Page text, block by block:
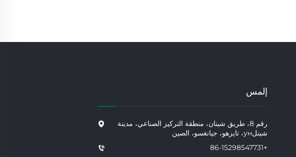
إلمس
رقم 8، طريق شينان، منطقة التركيز الصناعي، مدينة
شينلун، تايزهو، جيانغسو، الصين
+86-15298547731